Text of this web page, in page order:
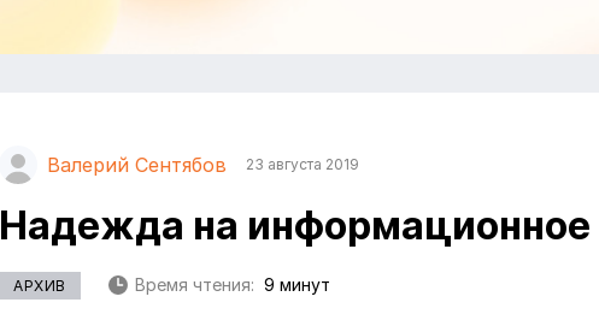
Валерий Сентябов 23 августа 2019
Надежда на
АРХИВ Время чтения: 9 минут